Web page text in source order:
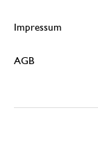
Impressum
AGB